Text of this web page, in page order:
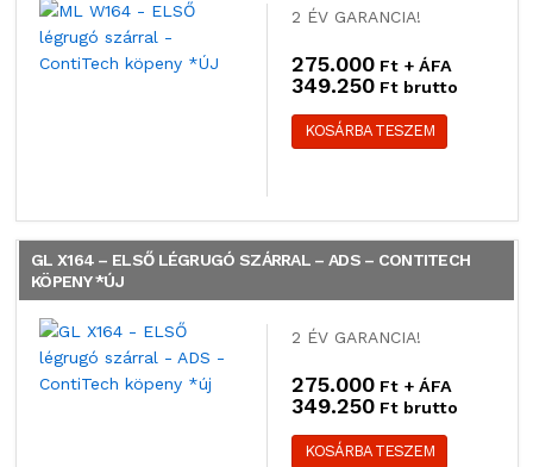
2 ÉV GARANCIA!
275.000 Ft + ÁFA
349.250 Ft brutto
KOSÁRBA TESZEM
GL X164 – ELSŐ LÉGRUGÓ SZÁRRAL – ADS – CONTITECH
KÖPENY *ÚJ
2 ÉV GARANCIA!
275.000 Ft + ÁFA
349.250 Ft brutto
KOSÁRBA TESZEM